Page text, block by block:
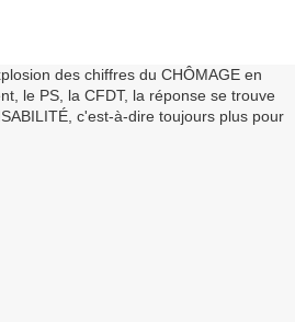
c'est-à-dire toujours plus